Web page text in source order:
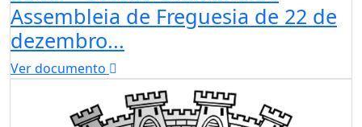
Assembleia de Freguesia de 22 de
dezembro...
Ver documento